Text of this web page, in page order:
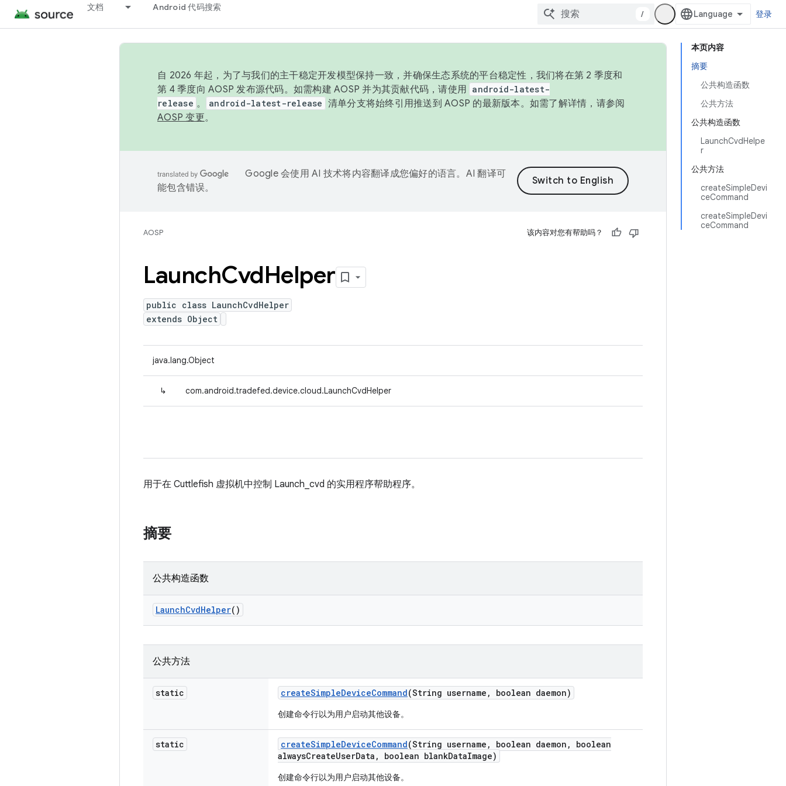
文档 Android 代码搜索
/ 登录
本页内容
摘要
公共构造函数
公共方法
公共构造函数
LaunchCvdHelpe
r
公共方法
createSimpleDevi
ceCommand
createSimpleDevi
ceCommand
自 2026 年起，为了与我们的主干稳定开发模型保持一致，并确保生态系统的平台稳定性，我们将在第 2 季度和
第 4 季度向 AOSP 发布源代码。如需构建 AOSP 并为其贡献代码，请使用 android-latest-
release 。 android-latest-release 清单分支将始终引用推送到 AOSP 的最新版本。如需了解详情，请参阅
AOSP 变更。
Google 会使用 AI 技术将内容翻译成您偏好的语言。AI 翻译可
能包含错误。
AOSP 该内容对您有帮助吗？
LaunchCvdHelper
public class LaunchCvdHelper
extends Object
java.lang.Object
↳ com.android.tradefed.device.cloud.LaunchCvdHelper
用于在 Cuttlefish 虚拟机中控制 Launch_cvd 的实用程序帮助程序。
摘要
公共构造函数
LaunchCvdHelper()
公共方法
static createSimpleDeviceCommand(String username , boolean daemon)
创建命令行以为用户启动其他设备。
static createSimpleDeviceCommand(String username , boolean daemon ,
boolean
alwaysCreateUserData , boolean blankDataImage)
创建命令行以为用户启动其他设备。